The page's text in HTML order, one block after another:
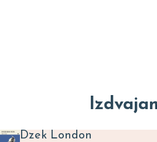
Dzek London